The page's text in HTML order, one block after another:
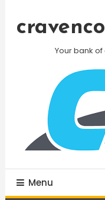
Your bank
Menu